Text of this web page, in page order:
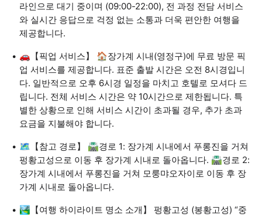
라인으로 대기 중이며 (09:00-22:00), 전 과정 전담 서비스
와 실시간 응답으로 걱정 없는 소통과 더욱 편안한 여행을
제공합니다.
🚗【픽업 서비스】 🏠장가계 시내(영정구)에 무료 방문 픽
업 서비스를 제공합니다. 표준 출발 시간은 오전 8시경입니
다. 일반적으로 오후 6시경 일정을 마치고 호텔로 모셔다 드
립니다. 전체 서비스 시간은 약 10시간으로 제한됩니다. 특
별한 상황으로 인해 서비스 시간이 초과될 경우, 추가 초과
요금을 지불해야 합니다.
🗺️【참고 경로】 🛣️경로 1: 장가계 시내에서 푸롱진을 거쳐
펑황고성으로 이동 후 장가계 시내로 돌아옵니다. 🛣️경로 2:
장가계 시내에서 푸롱진을 거쳐 모룽먀오자이로 이동 후 장
가계 시내로 돌아옵니다.
🏞️【여행 하이라이트 명소 소개】 펑황고성 (봉황고성) “중